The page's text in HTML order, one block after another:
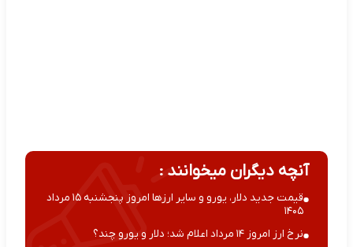
آنچه دیگران میخوانند :
قیمت جدید دلار، یورو و سایر ارزها امروز پنجشنبه ۱۵ مرداد
۱۴۰۵
نرخ ارز امروز ۱۴ مرداد اعلام شد؛ دلار و یورو چند؟